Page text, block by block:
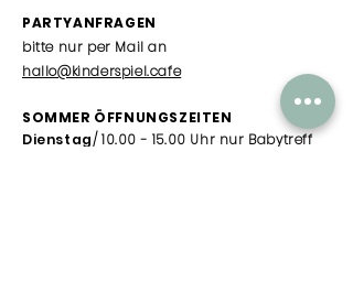
PARTYANFRAGEN
bitte nur per Mail an
hallo@kinderspiel.cafe
SOMMER ÖFFNUNGSZEITEN
Dienstag/10.00 - 15.00 Uhr nur Babytreff